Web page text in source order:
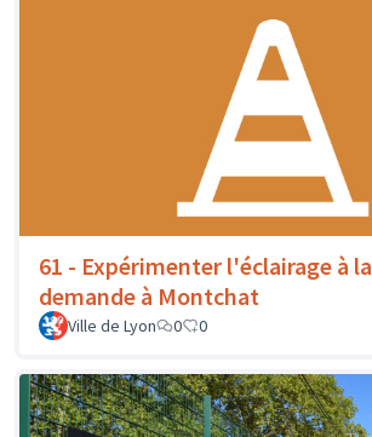
61 - Expérimenter l'éclairage à la
demande à Montchat
Ville de Lyon 0 0